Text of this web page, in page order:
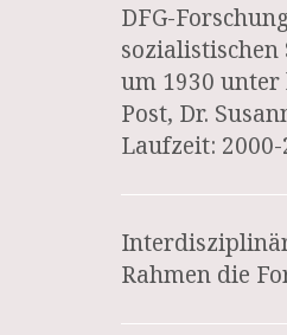
DFG-
sozialistischen
um 1930
Post, Dr.
Laufzeit: 2000-
Rahmen die